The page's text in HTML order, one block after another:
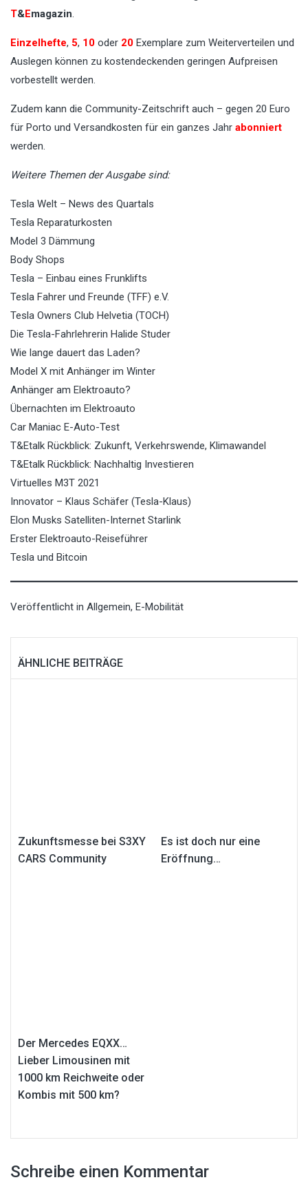
T&Emagazin.
Einzelhefte, 5, 10 oder 20 Exemplare zum Weiterverteilen und
Auslegen können zu kostendeckenden geringen Aufpreisen
vorbestellt werden.
Zudem kann die Community-Zeitschrift auch – gegen 20 Euro
für Porto und Versandkosten für ein ganzes Jahr abonniert
werden.
Weitere Themen der Ausgabe sind:
Tesla Welt – News des Quartals
Tesla Reparaturkosten
Model 3 Dämmung
Body Shops
Tesla – Einbau eines Frunklifts
Tesla Fahrer und Freunde (TFF) e.V.
Tesla Owners Club Helvetia (TOCH)
Die Tesla-Fahrlehrerin Halide Studer
Wie lange dauert das Laden?
Model X mit Anhänger im Winter
Anhänger am Elektroauto?
Übernachten im Elektroauto
Car Maniac E-Auto-Test
T&Etalk Rückblick: Zukunft, Verkehrswende, Klimawandel
T&Etalk Rückblick: Nachhaltig Investieren
Virtuelles M3T 2021
Innovator – Klaus Schäfer (Tesla-Klaus)
Elon Musks Satelliten-Internet Starlink
Erster Elektroauto-Reiseführer
Tesla und Bitcoin
Veröffentlicht in Allgemein, E-Mobilität
ÄHNLICHE BEITRÄGE
Zukunftsmesse bei S3XY
CARS Community
Es ist doch nur eine
Eröffnung…
Der Mercedes EQXX…
Lieber Limousinen mit
1000 km Reichweite oder
Kombis mit 500 km?
Schreibe einen Kommentar